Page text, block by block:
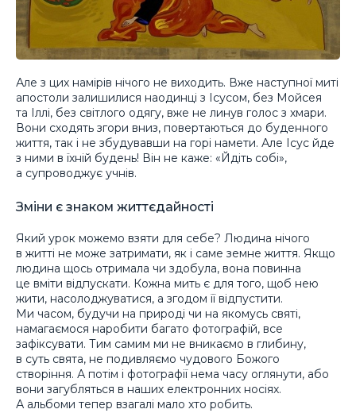
Але з цих намірів нічого не виходить. Вже наступної миті
апостоли залишилися наодинці з Ісусом, без Мойсея
та Іллі, без світлого одягу, вже не линув голос з хмари.
Вони сходять згори вниз, повертаються до буденного
життя, так і не збудувавши на горі намети. Але Ісус йде
з ними в їхній будень! Він не каже: «Йдіть собі»,
а супроводжує учнів.
Зміни є знаком життєдайності
Який урок можемо взяти для себе? Людина нічого
в житті не може затримати, як і саме земне життя. Якщо
людина щось отримала чи здобула, вона повинна
це вміти відпускати. Кожна мить є для того, щоб нею
жити, насолоджуватися, а згодом її відпустити.
Ми часом, будучи на природі чи на якомусь святі,
намагаємося наробити багато фотографій, все
зафіксувати. Тим самим ми не вникаємо в глибину,
в суть свята, не подивляємо чудового Божого
створіння. А потім і фотографії нема часу оглянути, або
вони загубляться в наших електронних носіях.
А альбоми тепер взагалі мало хто робить.